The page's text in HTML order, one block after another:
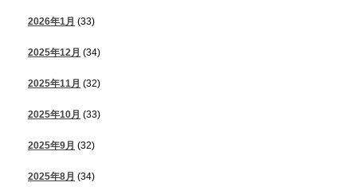
2026年1月 (33)
2025年12月 (34)
2025年11月 (32)
2025年10月 (33)
2025年9月 (32)
2025年8月 (34)